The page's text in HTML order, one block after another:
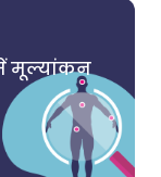
मूल्यांकन